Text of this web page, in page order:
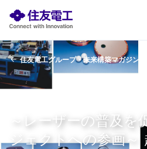
住友電工グループ・未来構築マガジン
～レーザーの普及
ジェクトへの参画～